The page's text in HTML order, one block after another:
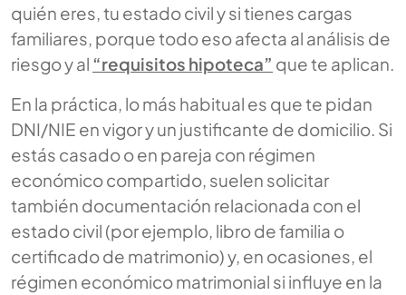
quién eres, tu estado civil y si tienes cargas
familiares, porque todo eso afecta al análisis de
riesgo y al “requisitos hipoteca” que te aplican.
En la práctica, lo más habitual es que te pidan
DNI/NIE en vigor y un justificante de domicilio. Si
estás casado o en pareja con régimen
económico compartido, suelen solicitar
también documentación relacionada con el
estado civil (por ejemplo, libro de familia o
certificado de matrimonio) y, en ocasiones, el
régimen económico matrimonial si influye en la